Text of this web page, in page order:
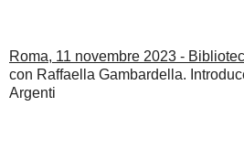
Roma, 11 novembre 2023 -
con Raffaella Gambardella.
Argenti